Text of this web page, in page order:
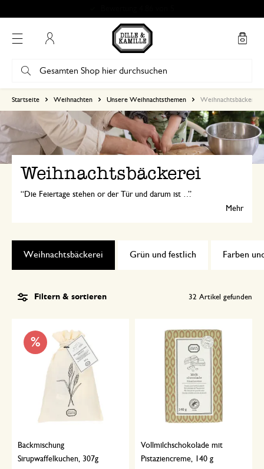
Startseite Weihnachten Unsere Weihnachtsthemen Weihnachtsbäckerei
Weihnachtsbäckerei
Die Feiertage stehen or der Tür und darum ist das gemeinsame Backen in dieser Zeit besonders gemütlich. Von festlichen Keksen in allen möglichen Formen,dem traditionelles Lebkuchenhaus bis hin zu einem köstlichen Gugelhupf.
Mehr
Grün und festlich Farben
Weihnachtsbäckerei
Filtern & sortieren 32 Artikel gefunden
%
Backmischung
Sirupwaffelkuchen, 307g
Vollmilchschokolade mit
Pistaziencreme, 140 g